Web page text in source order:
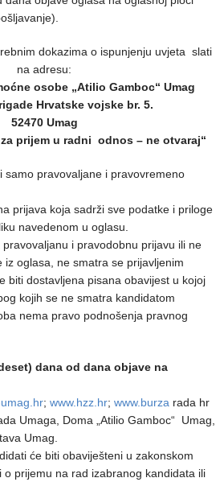
dokazima o ispunjenju uvjeta slati
na adresu:
osobe „Atilio Gamboc“ Umag
Hrvatske vojske br. 5.
52470 Umag
prijem u radni odnos – ne otvaraj“
samo pravovaljane i pravovremeno
prijava koja sadrži sve podatke i priloge
navedenom u oglasu.
i pravodobnu prijavu ili ne
iz oglasa, ne smatra se prijavljenim
biti dostavljena pisana obavijest u kojoj
kojih se ne smatra kandidatom
nema pravo podnošenja pravnog
dana od dana objave na
; www.hzz.hr; www.burza rada hr
Umaga, Doma „Atilio Gamboc“ Umag,
Umag.
će biti obaviješteni u zakonskom
o prijemu na rad izabranog kandidata ili